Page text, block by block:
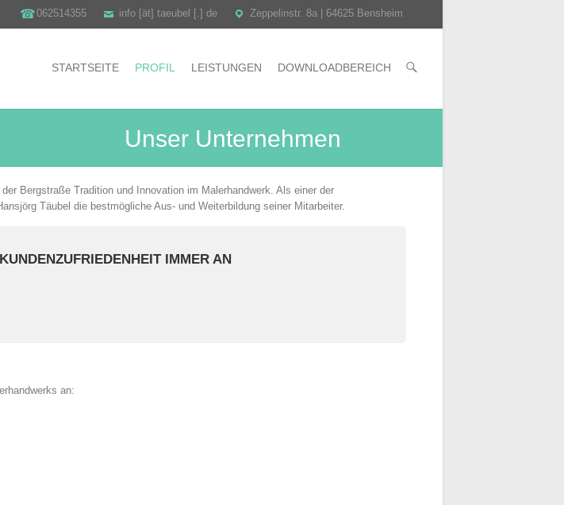
062514355 info [ät] taeubel [.] de Zeppelinstr. 8a | 64625 Bensheim
STARTSEITE PROFIL LEISTUNGEN DOWNLOADBEREICH
Unser Unternehmen
Bergstraße Tradition und Innovation im Malerhandwerk. Als einer der
Täubel die bestmögliche Aus- und Weiterbildung seiner Mitarbeiter.
IMMER AN
an: